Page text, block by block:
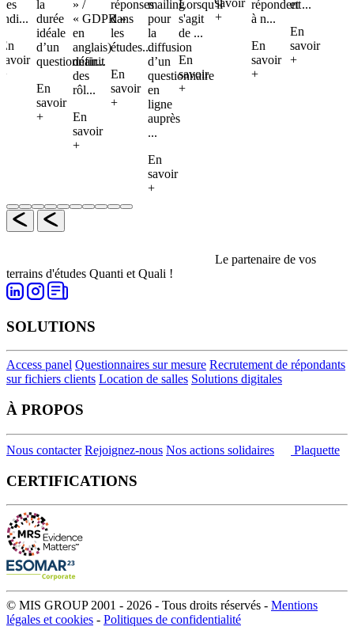
des
indi...
En
savoir
+
la
durée
idéale
d’un
questionnair...
En
savoir
+
» /
« GDPR »
en
anglais)
définit
des
rôl...
En
savoir
+
réponses
dans
les
études...
En
savoir
+
mailing
pour
la
diffusion
d’un
questionnaire
en
ligne
auprès
...
En
savoir
+
Lorsqu'il
s'agit
de ...
En
savoir
+
savoir
+
répondent
à n...
En
savoir
+
et ...
En
savoir
+
Le partenaire de vos
terrains d'études Quanti et Quali !
SOLUTIONS
Access panel Questionnaires sur mesure Recrutement de répondants
sur fichiers clients Location de salles Solutions digitales
À PROPOS
Nous contacter Rejoignez-nous Nos actions solidaires Plaquette
CERTIFICATIONS
© MIS GROUP 2001 - 2026 - Tous droits réservés - Mentions
légales et cookies - Politiques de confidentialité